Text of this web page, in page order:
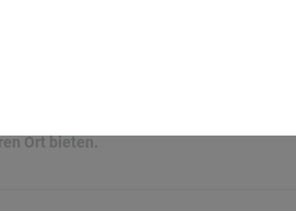
Nachmittagszeit 6 Std/
Ort bieten.